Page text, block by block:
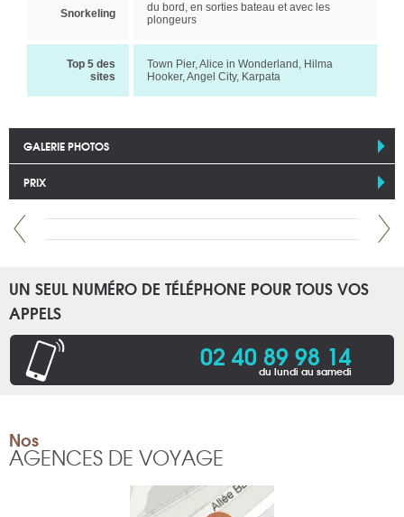
Snorkeling
du bord, en sorties bateau et avec les
plongeurs
Top 5 des
sites
Town Pier, Alice in Wonderland, Hilma
Hooker, Angel City, Karpata
GALERIE PHOTOS
PRIX
UN SEUL NUMÉRO DE TÉLÉPHONE POUR TOUS VOS
APPELS
02 40 89 98 14
du lundi au samedi
Nos
AGENCES DE VOYAGE